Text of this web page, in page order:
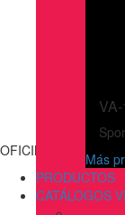
Más
PRODUCTOS
CATÁLOGOS
OFICINA